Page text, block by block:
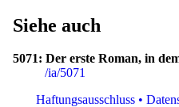
Siehe auch
5071: Der erste Roman, in
/ia/5071
Haftungsausschluss •